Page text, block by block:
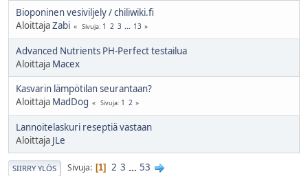
Bioponinen vesiviljely / chiliwiki.fi
AloittajaZabi Sivuja 1 2 3 ... 13
Advanced Nutrients PH-Perfect testailua
Aloittaja Macex
Kasvarin lämpötilan seurantaan?
Aloittaja MadDog Sivuja 1 2
Lannoitelaskuri reseptiä vastaan
Aloittaja JLe
SIIRRY YLÖS Sivuja 1 2 3 ... 53